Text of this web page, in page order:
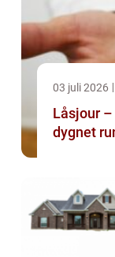
03 juli 2026
Låsjour
dygnet